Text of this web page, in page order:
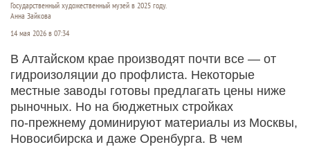
Государственный художественный музей в 2025 году.
Анна Зайкова
14 мая 2026 в 07:34
В Алтайском крае производят почти все — от
гидроизоляции до профлиста. Некоторые
местные заводы готовы предлагать цены ниже
рыночных. Но на бюджетных стройках
по‑прежнему доминируют материалы из Москвы,
Новосибирска и даже Оренбурга. В чем